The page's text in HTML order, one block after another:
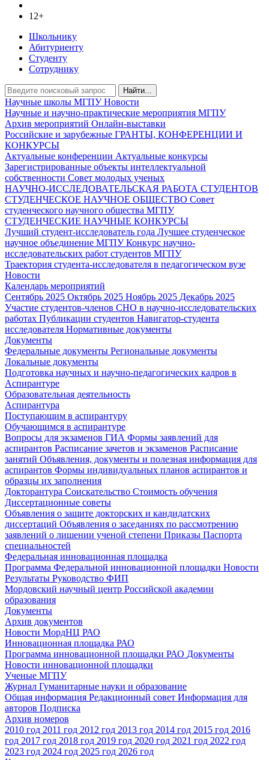
12+
Школьнику
Абитуриенту
Студенту
Сотруднику
Найти...
Научные школы МГПУНовости
Научные и научно-практические мероприятия МГПУ
Архив мероприятий Онлайн-выставки
Российские и зарубежные ГРАНТЫ, КОНФЕРЕНЦИИ И
КОНКУРСЫ
Актуальные конференции Актуальные конкурсы
Зарегистрированные объекты интеллектуальной
собственности Совет молодых ученых
НАУЧНО-ИССЛЕДОВАТЕЛЬСКАЯ РАБОТА СТУДЕНТОВ
СТУДЕНЧЕСКОЕ НАУЧНОЕ ОБЩЕСТВО Совет
студенческого научного общества МГПУ
СТУДЕНЧЕСКИЕ НАУЧНЫЕ КОНКУРСЫ
Лучший студент-исследователь года Лучшее студенческое
научное объединение МГПУКонкурс научно-
исследовательских работ студентов МГПУ
Траектория студента-исследователя в педагогическом вузе
Новости
Календарь мероприятий
Сентябрь 2025 Октябрь 2025 Ноябрь 2025 Декабрь 2025
Участие студентов-членов СНО в научно-исследовательских
работах Публикации студентов Навигатор-студента
исследователя Нормативные документы
Документы
Федеральные документы Региональные документы
Локальные документы
Подготовка научных и научно-педагогических кадров в
Аспирантуре
Образовательная деятельность
Аспирантура
Поступающим в аспирантуру
Обучающимся в аспирантуре
Вопросы для экзаменов ГИА Формы заявлений для
аспирантов Расписание зачетов и экзаменов Расписание
занятий Объявления, документы и полезная информация для
аспирантов Формы индивидуальных планов аспирантов и
образцы их заполнения
Докторантура Соискательство Стоимость обучения
Диссертационные советы
Объявления о защите докторских и кандидатских
диссертаций Объявления о заседаниях по рассмотрению
заявлений о лишении ученой степени Приказы Паспорта
специальностей
Федеральная инновационная площадка
Программа Федеральной инновационной площадки Новости
Результаты Руководство ФИП
Мордовский научный центр Российской академии
образования
Документы
Архив документов
Новости МордНЦ РАО
Инновационная площадка РАО
Программа инновационной площадки РАО Документы
Новости инновационной площадки
Ученые МГПУ
Журнал Гуманитарные науки и образование
Общая информация Редакционный совет Информация для
авторов Подписка
Архив номеров
2010 год 2011 год 2012 год 2013 год 2014 год 2015 год 2016
год 2017 год 2018 год 2019 год 2020 год 2021 год 2022 год
2023 год 2024 год 2025 год 2026 год